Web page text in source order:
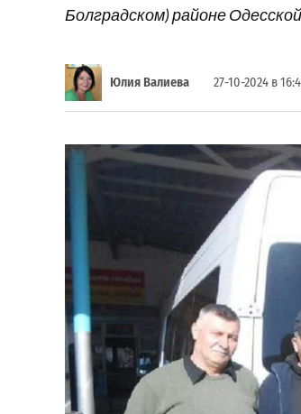
Болградском) районе
Юлия Валиева 27-10-2024 в